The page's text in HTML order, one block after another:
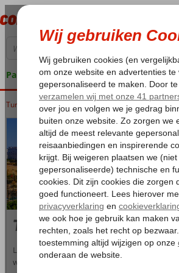
Pakketgarantie
Home
Turkije Turkse Riviera
Turkse Riviera
Langs de zuidkust van Turkije ligt de
waar je werkelijk van een fantastische en